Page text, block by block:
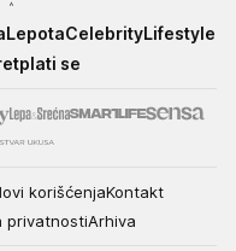
LepotaCelebrityLifestyle
se
korišćenjaKontakt
privatnostiArhiva